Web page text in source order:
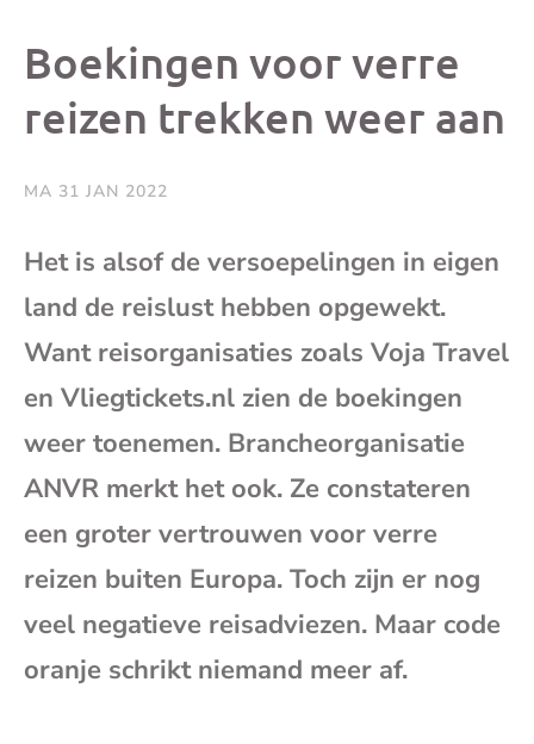
Boekingen voor verre
reizen trekken weer aan
MA 31 JAN 2022
Het is alsof de versoepelingen in eigen
land de reislust hebben opgewekt.
Want reisorganisaties zoals Voja Travel
en Vliegtickets.nl zien de boekingen
weer toenemen. Brancheorganisatie
ANVR merkt het ook. Ze constateren
een groter vertrouwen voor verre
reizen buiten Europa. Toch zijn er nog
veel negatieve reisadviezen. Maar code
oranje schrikt niemand meer af.